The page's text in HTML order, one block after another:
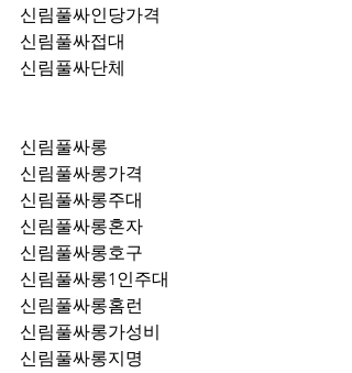
신림풀싸인당가격
신림풀싸접대
신림풀싸단체
신림풀싸롱
신림풀싸롱가격
신림풀싸롱주대
신림풀싸롱혼자
신림풀싸롱호구
신림풀싸롱1인주대
신림풀싸롱홈런
신림풀싸롱가성비
신림풀싸롱지명